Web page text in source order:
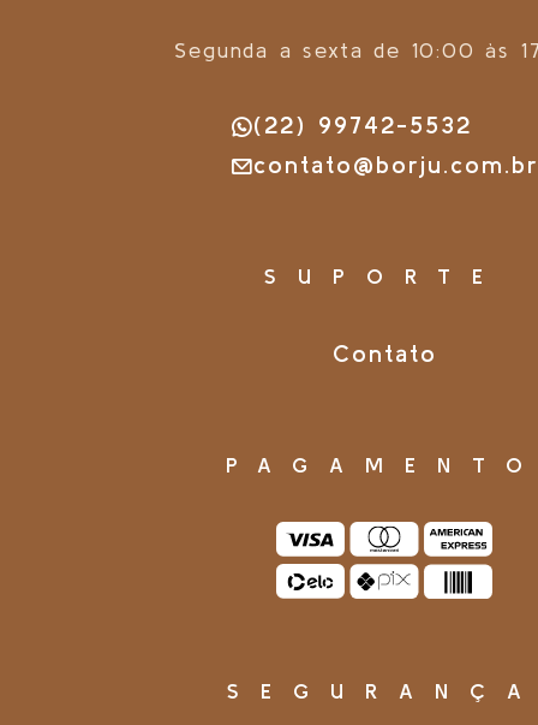
Segunda a sexta de 10:00 às
(22) 99742-5532
contato@borju.com.br
SUPORTE
Contato